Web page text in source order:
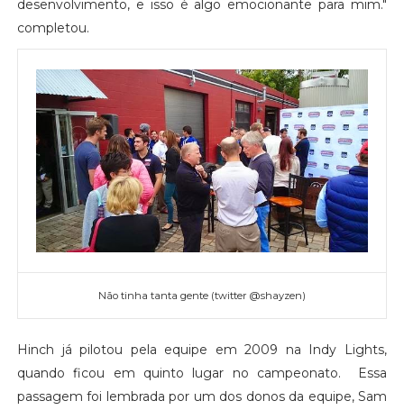
desenvolvimento, e isso é algo emocionante para mim."
completou.
Não tinha tanta gente (twitter @shayzen)
Hinch já pilotou pela equipe em 2009 na Indy Lights,
quando ficou em quinto lugar no campeonato. Essa
passagem foi lembrada por um dos donos da equipe, Sam